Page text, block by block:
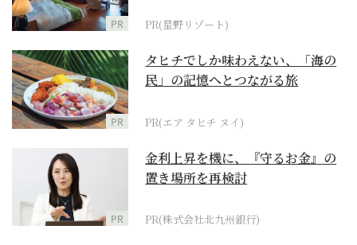
PR PR(星野リゾート)
PR
タヒチでしか味わえない、「海の
民」の記憶へとつながる旅
PR(エア タヒチ ヌイ)
PR
金利上昇を機に、『守るお金』の
置き場所を再検討
PR(株式会社北九州銀行)